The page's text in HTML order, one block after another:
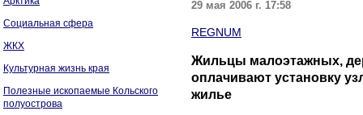
Социальная сфера
ЖКХ
Культурная жизнь края
Полезные ископаемые Кольского
полуострова
29 мая 2006 г. 17:58
REGNUM
Жильцы малоэтажных,
оплачивают установку
жилье